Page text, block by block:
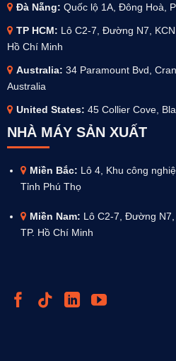
Đà Nẵng: Quốc lộ 1A, Đông Hoà,
TP HCM: Lô C2-7, Đường N7,
Hồ Chí Minh
Australia: 34 Paramount Bvd,
Australia
United States: 45 Collier Cove,
NHÀ MÁY SẢN XUẤT
Miền Bắc: Lô 4, Khu công
Tỉnh Phú Thọ
Miền Nam: Lô C2-7, Đường N7,
TP. Hồ Chí Minh